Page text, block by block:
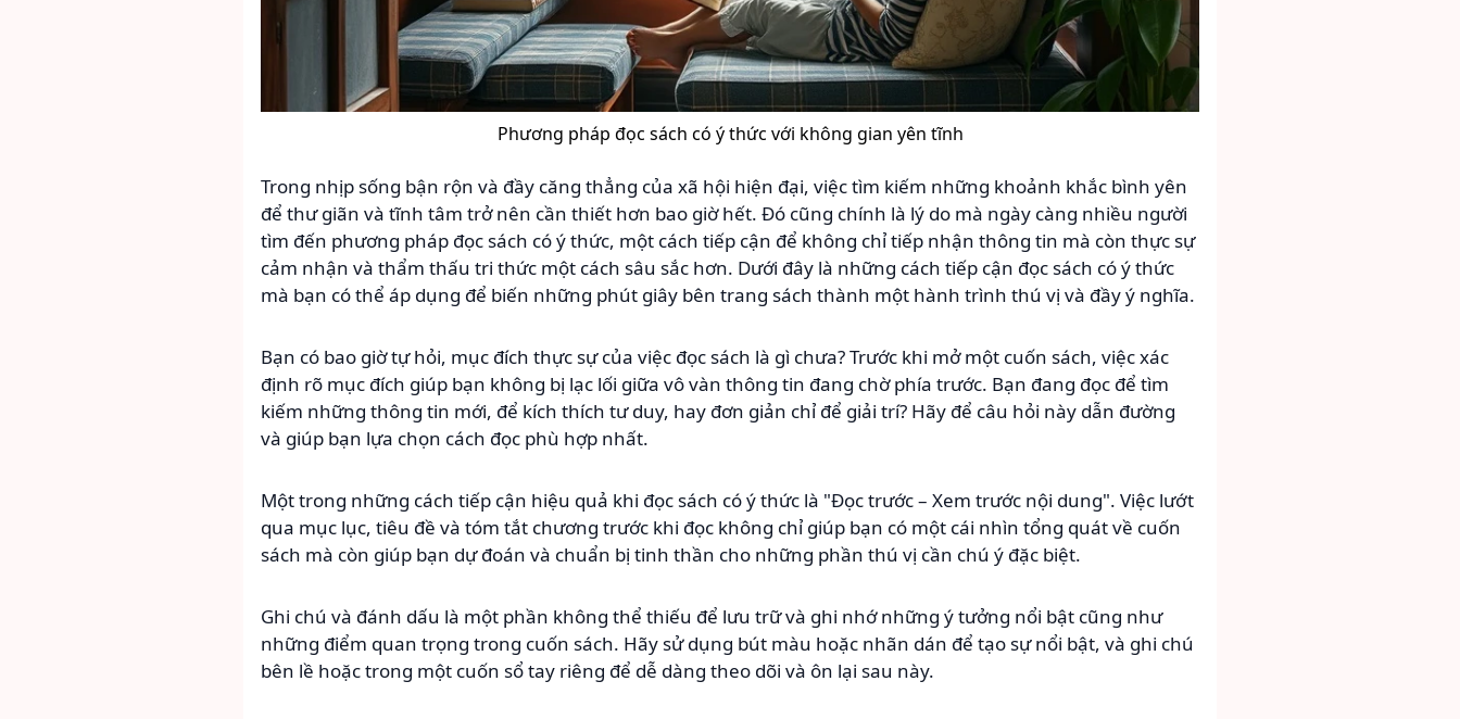
Phương pháp đọc sách có ý thức với không gian yên tĩnh
Trong nhịp sống bận rộn và đầy căng thẳng của xã hội hiện đại, việc tìm kiếm những khoảnh khắc bình yên
để thư giãn và tĩnh tâm trở nên cần thiết hơn bao giờ hết. Đó cũng chính là lý do mà ngày càng nhiều người
tìm đến phương pháp đọc sách có ý thức, một cách tiếp cận để không chỉ tiếp nhận thông tin mà còn thực sự
cảm nhận và thẩm thấu tri thức một cách sâu sắc hơn. Dưới đây là những cách tiếp cận đọc sách có ý thức
mà bạn có thể áp dụng để biến những phút giây bên trang sách thành một hành trình thú vị và đầy ý nghĩa.
Bạn có bao giờ tự hỏi, mục đích thực sự của việc đọc sách là gì chưa? Trước khi mở một cuốn sách, việc xác
định rõ mục đích giúp bạn không bị lạc lối giữa vô vàn thông tin đang chờ phía trước. Bạn đang đọc để tìm
kiếm những thông tin mới, để kích thích tư duy, hay đơn giản chỉ để giải trí? Hãy để câu hỏi này dẫn đường
và giúp bạn lựa chọn cách đọc phù hợp nhất.
Một trong những cách tiếp cận hiệu quả khi đọc sách có ý thức là "Đọc trước – Xem trước nội dung". Việc lướt
qua mục lục, tiêu đề và tóm tắt chương trước khi đọc không chỉ giúp bạn có một cái nhìn tổng quát về cuốn
sách mà còn giúp bạn dự đoán và chuẩn bị tinh thần cho những phần thú vị cần chú ý đặc biệt.
Ghi chú và đánh dấu là một phần không thể thiếu để lưu trữ và ghi nhớ những ý tưởng nổi bật cũng như
những điểm quan trọng trong cuốn sách. Hãy sử dụng bút màu hoặc nhãn dán để tạo sự nổi bật, và ghi chú
bên lề hoặc trong một cuốn sổ tay riêng để dễ dàng theo dõi và ôn lại sau này.